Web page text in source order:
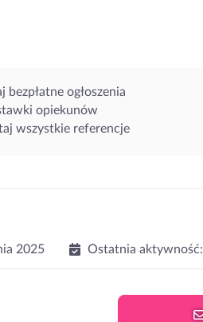
bezpłatne ogłoszenia
opiekunów
wszystkie referencje
2025 Ostatnia aktywność: